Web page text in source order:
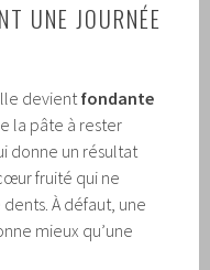
UNE JOURNÉE
devientfondante
la pâte à rester
donne un résultat
fruité qui ne
À défaut, une
mieux qu’une